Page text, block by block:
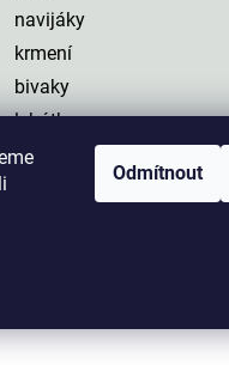
Odmítnout
navijáky
krmení
bivaky
lehátka
háčky